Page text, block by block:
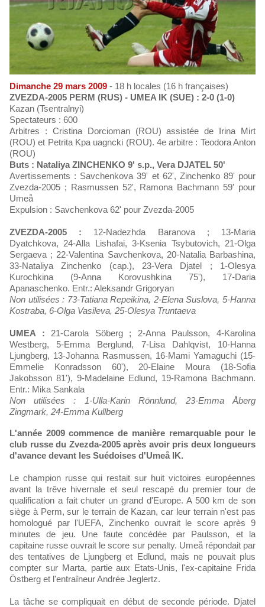
Dimanche 29 mars 2009 - 18 h locales (16 h françaises)
ZVEZDA-2005 PERM (RUS) - UMEA IK (SUE) : 2-0 (1-0)
Kazan (Tsentralnyi)
Spectateurs : 600
Arbitres : Cristina Dorcioman (ROU) assistée de Irina Mirt
(ROU) et Petrita Kpa uagncki (ROU). 4e arbitre : Teodora Anton
(ROU)
Buts : Nataliya ZINCHENKO 9' s.p., Vera DJATEL 50'
Avertissements : Savchenkova 39' et 62', Zinchenko 89' pour
Zvezda-2005 ; Rasmussen 52', Ramona Bachmann 59' pour
Umeå
Expulsion : Savchenkova 62' pour Zvezda-2005
ZVEZDA-2005 : 12-Nadezhda Baranova ; 13-Maria
Dyatchkova, 24-Alla Lishafai, 3-Ksenia Tsybutovich, 21-Olga
Sergaeva ; 22-Valentina Savchenkova, 20-Natalia Barbashina,
33-Nataliya Zinchenko (cap.), 23-Vera Djatel ; 1-Olesya
Kurochkina (9-Anna Korovushkina 75'), 17-Daria
Apanaschenko. Entr.: Aleksandr Grigoryan
Non utilisées : 73-Tatiana Repeikina, 2-Elena Suslova, 5-Hanna
Kostraba, 6-Olga Vasileva, 25-Olesya Truntaeva
UMEA : 21-Carola Söberg ; 2-Anna Paulsson, 4-Karolina
Westberg, 5-Emma Berglund, 7-Lisa Dahlqvist, 10-Hanna
Ljungberg, 13-Johanna Rasmussen, 16-Mami Yamaguchi (15-
Emmelie Konradsson 60'), 20-Elaine Moura (18-Sofia
Jakobsson 81'), 9-Madelaine Edlund, 19-Ramona Bachmann.
Entr.: Mika Sankala
Non utilisées : 1-Ulla-Karin Rönnlund, 23-Emma Åberg
Zingmark, 24-Emma Kullberg
L'année 2009 commence de manière remarquable pour le
club russe du Zvezda-2005 après avoir pris deux longueurs
d'avance devant les Suédoises d'Umeå IK.
Le champion russe qui restait sur huit victoires européennes
avant la trêve hivernale et seul rescapé du premier tour de
qualification a fait chuter un grand d'Europe. A 500 km de son
siège à Perm, sur le terrain de Kazan, car leur terrain n'est pas
homologué par l'UEFA, Zinchenko ouvrait le score après 9
minutes de jeu. Une faute concédée par Paulsson, et la
capitaine russe ouvrait le score sur penalty. Umeå répondait par
des tentatives de Ljungberg et Edlund, mais ne pouvait plus
compter sur Marta, partie aux Etats-Unis, l'ex-capitaine Frida
Östberg et l'entraîneur Andrée Jeglertz.
La tâche se compliquait en début de seconde période. Djatel